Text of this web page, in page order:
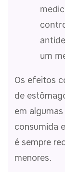
um
Os efeitos
de
em
consumida
é sempre
menores.